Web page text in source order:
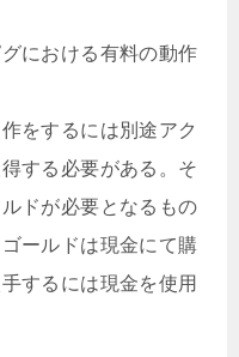
における有料の動作
をするには別途アク
する必要がある。そ
ドが必要となるもの
ールドは現金にて購
するには現金を使用